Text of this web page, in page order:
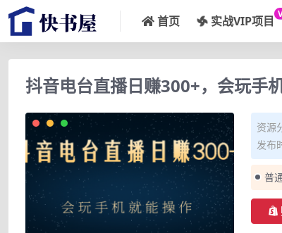
首页 实战VIP项目
抖音电台直播日赚300+，会玩手
资源
发布
普